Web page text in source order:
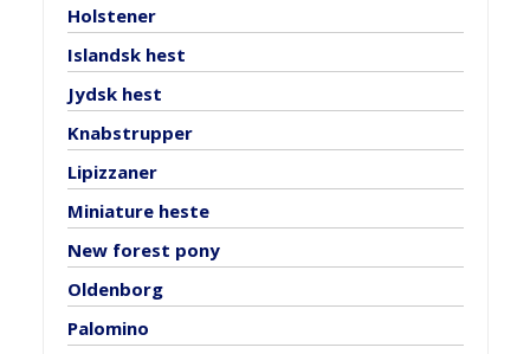
Holstener
Islandsk hest
Jydsk hest
Knabstrupper
Lipizzaner
Miniature heste
New forest pony
Oldenborg
Palomino